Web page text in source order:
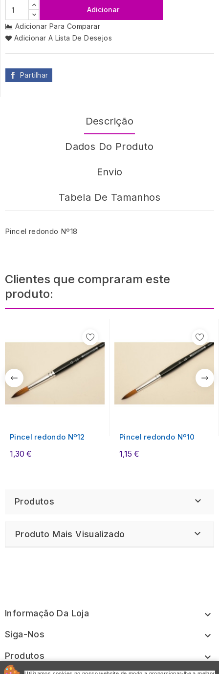
Adicionar
Adicionar Para Comparar
Adicionar A Lista De Desejos
Partilhar
Descrição
Dados Do Produto
Envio
Tabela De Tamanhos
Pincel redondo Nº18
Clientes que compraram este
produto:
Pincel redondo Nº12
1,30 €
Pincel redondo Nº10
1,15 €
Produtos 
Produto Mais Visualizado 
Informação Da Loja 
Siga-Nos 
Produtos 